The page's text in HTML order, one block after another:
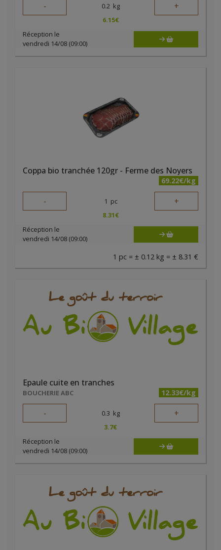
- 0.2 kg +
6.15€
Réception le
vendredi 14/08 (09:00)
Coppa bio tranchée 120gr - Ferme des Noyers
69.22€/kg
- 1 pc +
8.31€
Réception le
vendredi 14/08 (09:00)
1 pc = ± 0.12 kg = ± 8.31 €
Epaule cuite en tranches
BOUCHERIE ABC 12.33€/kg
- 0.3 kg +
3.7€
Réception le
vendredi 14/08 (09:00)